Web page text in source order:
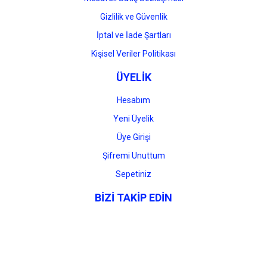
Gizlilik ve Güvenlik
İptal ve İade Şartları
Kişisel Veriler Politikası
ÜYELİK
Hesabım
Yeni Üyelik
Üye Girişi
Şifremi Unuttum
Sepetiniz
BİZİ TAKİP EDİN